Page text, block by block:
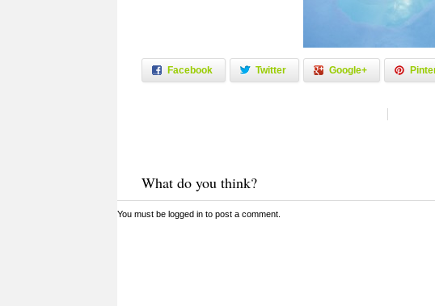
Facebook Twitter Google+
What do you think?
You must be logged into post a comment.